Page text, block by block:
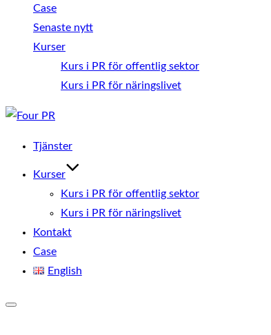
Case
Senaste nytt
Kurser
Kurs i PR för offentlig sektor
Kurs i PR för näringslivet
Hoppa
innehåll
Tjänster
Kurser
Kurs i PR för offentlig sektor
Kurs i PR för näringslivet
Kontakt
Case
English